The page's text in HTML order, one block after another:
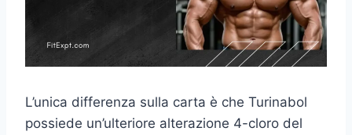
L’unica differenza sulla carta è che Turinabol
possiede un’ulteriore alterazione 4-cloro del